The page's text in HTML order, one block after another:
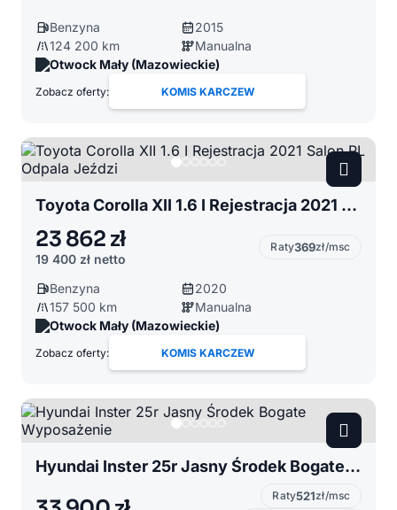
Benzyna
2015
124 200 km
Manualna
Otwock Mały (Mazowieckie)
Zobacz oferty: KOMIS KARCZEW
Toyota Corolla XII 1.6 I Rejestracja 2021 Salon PL Odpala Jeździ
23 862 zł
19 400 zł netto
Raty369zł/msc
Benzyna
2020
157 500 km
Manualna
Otwock Mały (Mazowieckie)
Zobacz oferty: KOMIS KARCZEW
Hyundai Inster 25r Jasny Środek Bogate Wyposażenie
Raty521zł/msc